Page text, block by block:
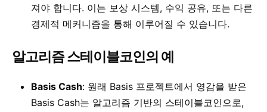
져야 합니다. 이는 보상 시스템, 수익 공유, 또는 다른
경제적 메커니즘을 통해 이루어질 수 있습니다.
알고리즘 스테이블코인의 예
Basis Cash: 원래 Basis 프로젝트에서 영감을 받은
Basis Cash는 알고리즘 기반의 스테이블코인으로,